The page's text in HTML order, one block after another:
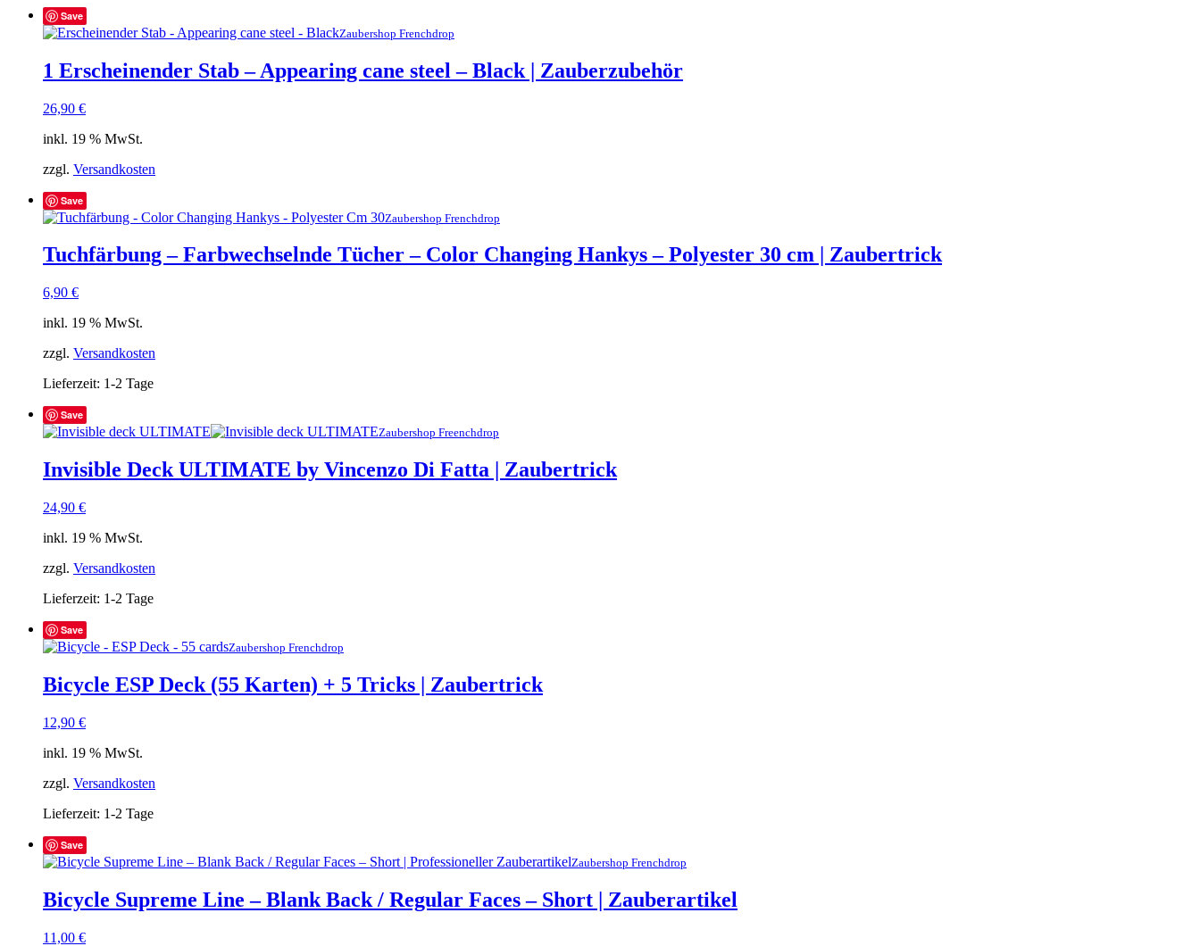
Save
Zaubershop Frenchdrop
1 Erscheinender Stab – Appearing cane steel – Black | Zauberzubehör
26,90 €
inkl. 19 % MwSt.
zzgl. Versandkosten
Save
Zaubershop Frenchdrop
Tuchfärbung – Farbwechselnde Tücher – Color Changing Hankys – Polyester 30 cm | Zaubertrick
6,90 €
inkl. 19 % MwSt.
zzgl. Versandkosten
Lieferzeit: 1-2 Tage
Save
Zaubershop Freenchdrop
Invisible Deck ULTIMATE by Vincenzo Di Fatta | Zaubertrick
24,90 €
inkl. 19 % MwSt.
zzgl. Versandkosten
Lieferzeit: 1-2 Tage
Save
Zaubershop Frenchdrop
Bicycle ESP Deck (55 Karten) + 5 Tricks | Zaubertrick
12,90 €
inkl. 19 % MwSt.
zzgl. Versandkosten
Lieferzeit: 1-2 Tage
Save
Zaubershop Frenchdrop
Bicycle Supreme Line – Blank Back / Regular Faces – Short | Zauberartikel
11,00 €